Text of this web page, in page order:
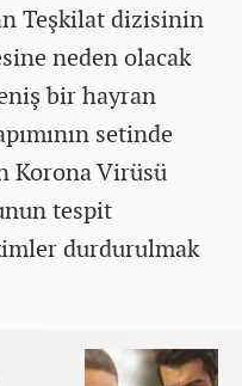
Teşkilat dizisinin
neden olacak
bir hayran
setinde
Korona Virüsü
tespit
durdurulmak